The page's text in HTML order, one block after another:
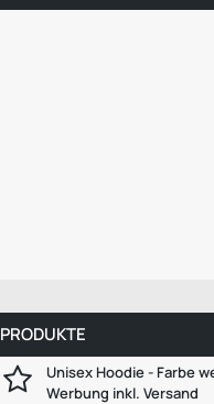
PRODUKTE
Unisex Hoodie - Farbe
Werbung inkl. Versand